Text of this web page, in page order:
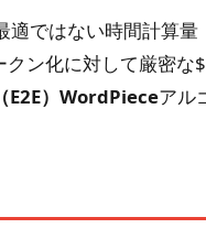
ではない時間計算
ン化に対して厳密な
E2E）WordPieceアル